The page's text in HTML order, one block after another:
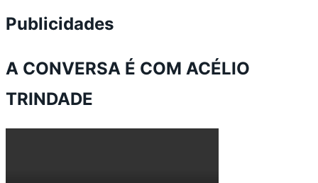
Publicidades
A CONVERSA É COM ACÉLIO
TRINDADE